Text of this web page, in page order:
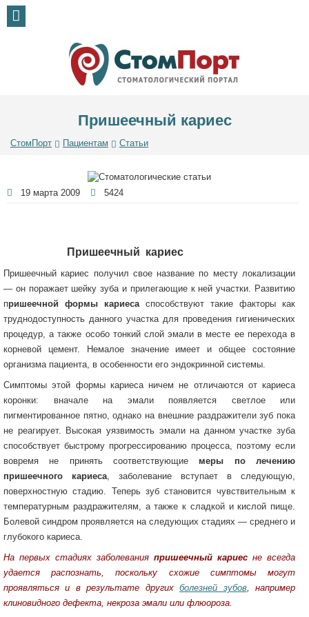
Пришеечный кариес
СтомПорт Пациентам Статьи
19 марта 2009 5424
Пришеечный кариес
Пришеечный кариес получил свое название по месту локализации
— он поражает шейку зуба и прилегающие к ней участки. Развитию
пришеечной формы кариеса способствуют такие факторы как
труднодоступность данного участка для проведения гигиенических
процедур, а также особо тонкий слой эмали в месте ее перехода в
корневой цемент. Немалое значение имеет и общее состояние
организма пациента, в особенности его эндокринной системы.
Симптомы этой формы кариеса ничем не отличаются от кариеса
коронки: вначале на эмали появляется светлое или
пигментированное пятно, однако на внешние раздражители зуб пока
не реагирует. Высокая уязвимость эмали на данном участке зуба
способствует быстрому прогрессированию процесса, поэтому если
вовремя не принять соответствующие меры по лечению
пришеечного кариеса , заболевание вступает в следующую,
поверхностную стадию. Теперь зуб становится чувствительным к
температурным раздражителям, а также к сладкой и кислой пище.
Болевой синдром проявляется на следующих стадиях — среднего и
глубокого кариеса.
На первых стадиях заболевания пришеечный кариес не всегда
удается распознать, поскольку схожие симптомы могут
проявляться и в результате другихболезней зубов, например
клиновидного дефекта, некроза эмали или флюороза.